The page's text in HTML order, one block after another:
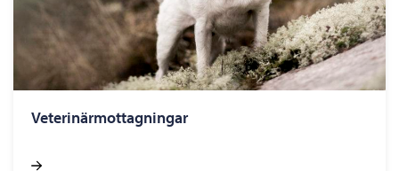
Veterinärmottagningar